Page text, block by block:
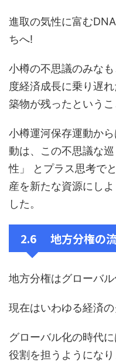
進取の気性に富む
ちへ!
小樽の不思議のみな
度経済成長に乗り遅
築物が残ったというこ
小樽運河保存運動か
動は、この不思議な
性」 とプラス思考で
産を新たな資源にし
した。
2.6 地方分権の
地方分権はグローバ
現在はいわゆる経済の
グローバル化の時代
役割を担うようになり